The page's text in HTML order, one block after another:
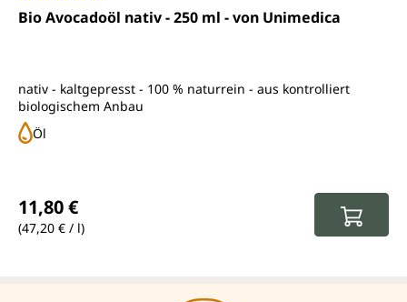
Durchschnittliche Bewertung von 4.8 von 5 Sternen
Bio Avocadoöl nativ - 250 ml - von Unimedica
nativ - kaltgepresst - 100 % naturrein - aus kontrolliert
biologischem Anbau
Öl
11,80 €
(47,20 € / l)